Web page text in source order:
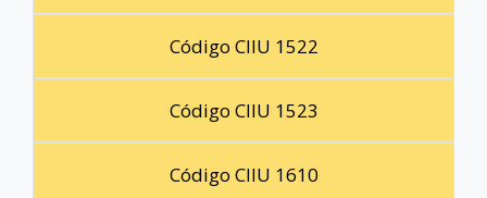
Código CIIU 1522
Código CIIU 1523
Código CIIU 1610